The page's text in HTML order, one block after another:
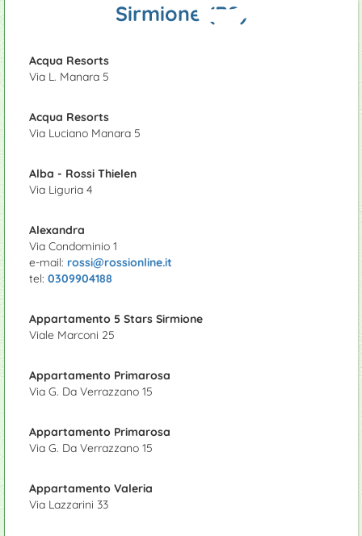
Bed and Breakfast
Campeggi
Appartamenti
Ciclismo
Passeggiata lungolago di Lugana
Outlet e spacci aziendali
Serre e vivai
Prodotti tipici
Rimessaggio roulotte
Manutenzione piscine
Giardinieri
Sirmione (BS)
Acqua Resorts
Via L. Manara 5
Acqua Resorts
Via Luciano Manara 5
Alba - Rossi Thielen
Via Liguria 4
Alexandra
Via Condominio 1
e-mail: rossi@rossionline.it
tel: 0309904188
Appartamento 5 Stars Sirmione
Viale Marconi 25
Appartamento Primarosa
Via G. Da Verrazzano 15
Appartamento Primarosa
Via G. Da Verrazzano 15
Appartamento Valeria
Via Lazzarini 33